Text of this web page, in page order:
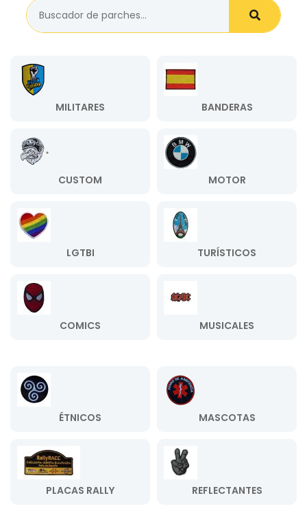
MILITARES BANDERAS
CUSTOM MOTOR
LGTBI TURÍSTICOS
COMICS MUSICALES
ÉTNICOS MASCOTAS
PLACAS RALLY REFLECTANTES